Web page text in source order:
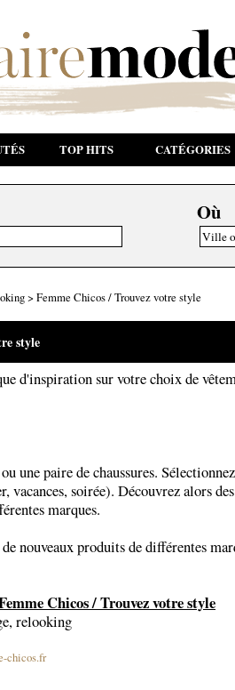
TOP HITS CATÉGORIES
Où
> Femme Chicos / Trouvez votre style
style
d'inspiration sur votre choix de
une paire de chaussures.
vacances, soirée). Découvrez alors des
marques.
nouveaux produits de différentes
Chicos / Trouvez votre style
relooking
chicos.fr